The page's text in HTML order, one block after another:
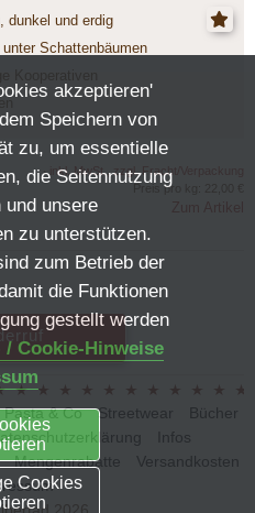
dunkel und erdig
Schattenbäumen
*
inkl. MwSt., zzgl. Fracht/Verpackung
Preis pro kg: 22,00 €
Pasta & Co Streetwear
Bücher
Infos
Mengenrabatte
Versandkosten
akzeptieren'
Speichern von
zu, um essentielle
die Seitennutzung
und unsere
zu unterstützen.
zum Betrieb der
die Funktionen
gestellt werden
/ Cookie-Hinweise
Cookies